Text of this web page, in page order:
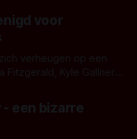
deze keer is (kon
je mee?
voor
verheugen op een
Fitzgerald, Kyle Gallner
waarvoor de
een bizarre